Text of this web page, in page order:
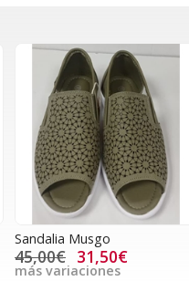
Sandalia Musgo
45,00€ 31,50€
más variaciones